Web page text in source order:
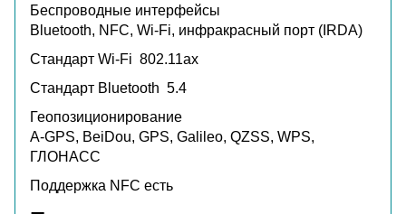
Беспроводные интерфейсы
Bluetooth, NFC, Wi-Fi, инфракрасный порт (IRDA)
Стандарт Wi-Fi 802.11ax
Стандарт Bluetooth 5.4
Геопозиционирование
A-GPS, BeiDou, GPS, Galileo, QZSS, WPS,
ГЛОНАСС
Поддержка NFC есть